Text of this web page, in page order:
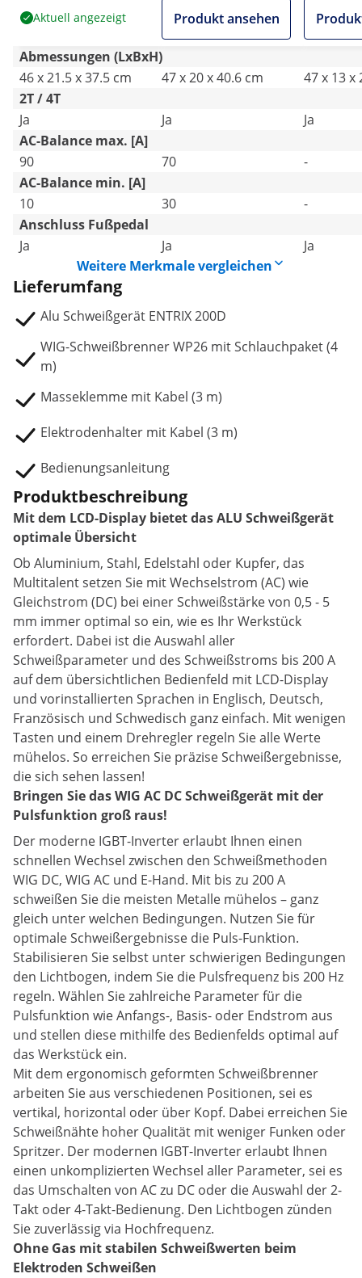
Aktuell angezeigt
Alu-Schweißen
Produkt ansehen
Puls
Abmessungen (LxBxH)
46 x 21.5 x 37.5 cm
47 x 20 x 40.6 cm
47 x 13 x
2T / 4T
Ja
Ja
Ja
AC-Balance max. [A]
90
70
-
AC-Balance min. [A]
10
30
-
Anschluss Fußpedal
Ja
Ja
Ja
Weitere Merkmale vergleichen
Lieferumfang
Alu Schweißgerät ENTRIX 200D
WIG-Schweißbrenner WP26 mit Schlauchpaket (4
m)
Masseklemme mit Kabel (3 m)
Elektrodenhalter mit Kabel (3 m)
Bedienungsanleitung
Produktbeschreibung
Mit dem LCD-Display bietet das ALU Schweißgerät
optimale Übersicht
Ob Aluminium, Stahl, Edelstahl oder Kupfer, das
Multitalent setzen Sie mit Wechselstrom (AC) wie
Gleichstrom (DC) bei einer Schweißstärke von 0,5 - 5
mm immer optimal so ein, wie es Ihr Werkstück
erfordert. Dabei ist die Auswahl aller
Schweißparameter und des Schweißstroms bis 200 A
auf dem übersichtlichen Bedienfeld mit LCD-Display
und vorinstallierten Sprachen in Englisch, Deutsch,
Französisch und Schwedisch ganz einfach. Mit wenigen
Tasten und einem Drehregler regeln Sie alle Werte
mühelos. So erreichen Sie präzise Schweißergebnisse,
die sich sehen lassen!
Bringen Sie das WIG AC DC Schweißgerät mit der
Pulsfunktion groß raus!
Der moderne IGBT-Inverter erlaubt Ihnen einen
schnellen Wechsel zwischen den Schweißmethoden
WIG DC, WIG AC und E-Hand. Mit bis zu 200 A
schweißen Sie die meisten Metalle mühelos – ganz
gleich unter welchen Bedingungen. Nutzen Sie für
optimale Schweißergebnisse die Puls-Funktion.
Stabilisieren Sie selbst unter schwierigen Bedingungen
den Lichtbogen, indem Sie die Pulsfrequenz bis 200 Hz
regeln. Wählen Sie zahlreiche Parameter für die
Pulsfunktion wie Anfangs-, Basis- oder Endstrom aus
und stellen diese mithilfe des Bedienfelds optimal auf
das Werkstück ein.
Mit dem ergonomisch geformten Schweißbrenner
arbeiten Sie aus verschiedenen Positionen, sei es
vertikal, horizontal oder über Kopf. Dabei erreichen Sie
Schweißnähte hoher Qualität mit weniger Funken oder
Spritzer. Der modernen IGBT-Inverter erlaubt Ihnen
einen unkomplizierten Wechsel aller Parameter, sei es
das Umschalten von AC zu DC oder die Auswahl der 2-
Takt oder 4-Takt-Bedienung. Den Lichtbogen zünden
Sie zuverlässig via Hochfrequenz.
Ohne Gas mit stabilen Schweißwerten beim
Elektroden Schweißen